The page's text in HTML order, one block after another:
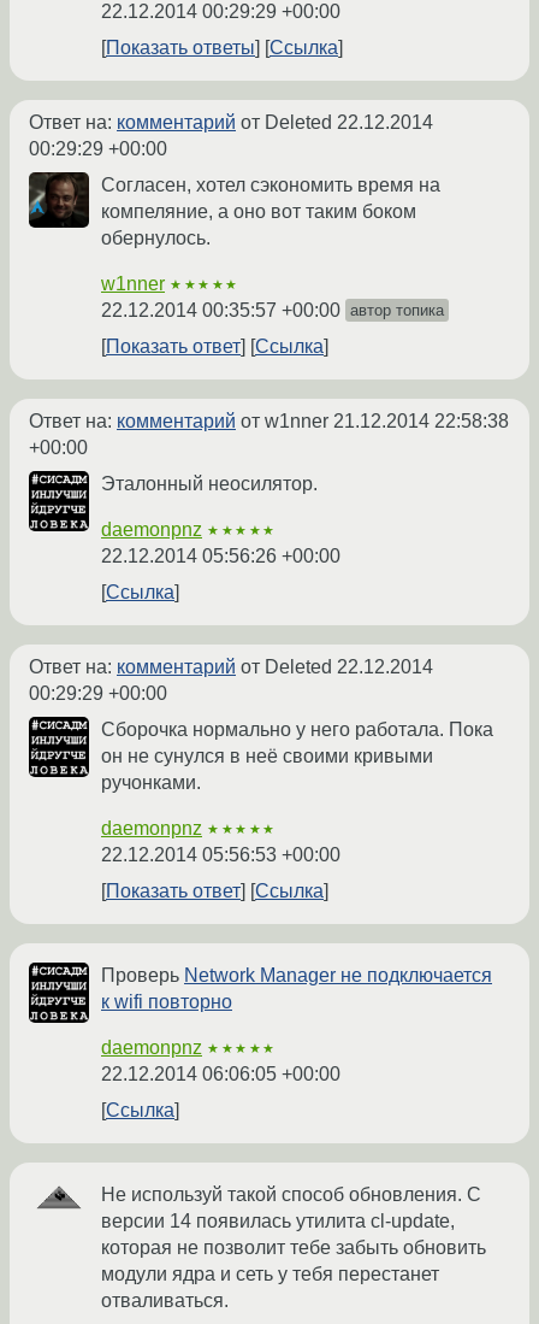
22.12.2014 00:29:29 +00:00
Показать ответы
Ссылка
Ответ на: комментарий от Deleted 22.12.2014
00:29:29 +00:00
Согласен, хотел сэкономить время на
компеляние, а оно вот таким боком
обернулось.
w1nner ★★★★★
22.12.2014 00:35:57 +00:00 автор топика
Показать ответ Ссылка
Ответ на: комментарий от w1nner 21.12.2014 22:58:38
+00:00
Эталонный неосилятор.
daemonpnz ★★★★★
22.12.2014 05:56:26 +00:00
Ссылка
Ответ на: комментарий от Deleted 22.12.2014
00:29:29 +00:00
Сборочка нормально у него работала. Пока
он не сунулся в неё своими кривыми
ручонками.
daemonpnz ★★★★★
22.12.2014 05:56:53 +00:00
Показать ответ
Ссылка
Проверь Network Manager не подключается
к wifi повторно
daemonpnz ★★★★★
22.12.2014 06:06:05 +00:00
Ссылка
Не используй такой способ обновления. С
версии 14 появилась утилита cl-update,
которая не позволит тебе забыть обновить
модули ядра и сеть у тебя перестанет
отваливаться.